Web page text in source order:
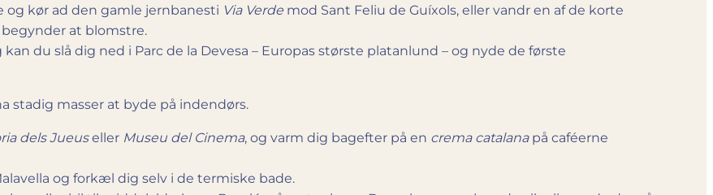
og kør ad den gamle jernbanesti Via Verde mod Sant Feliu de Guíxols, eller vandr en af de korte
at blomstre.
du slå dig ned i Parc de la Devesa – Europas største platanlund – og nyde de første
stadig masser at byde på indendørs.
dels Jueuseller Museu del Cinema, og varm dig bagefter på en crema catalanapå caféerne
og forkæl dig selv i de termiske bade.